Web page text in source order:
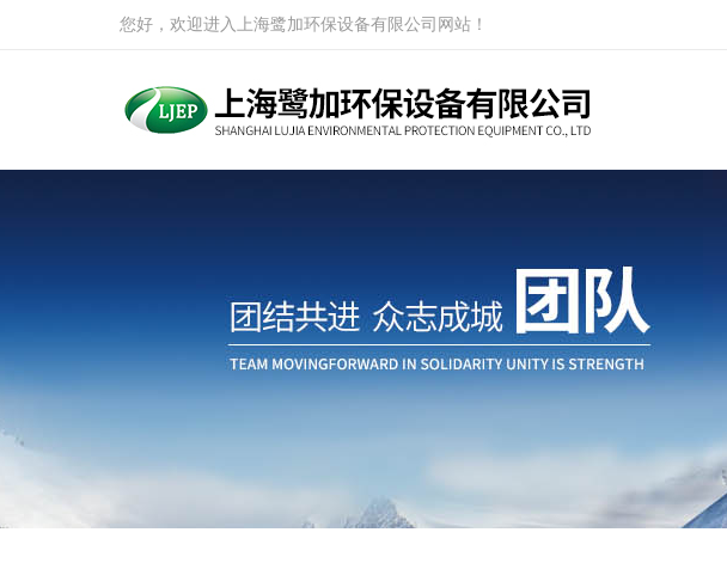
您好，欢迎进入上海鹭加环保设备有限公司网站！